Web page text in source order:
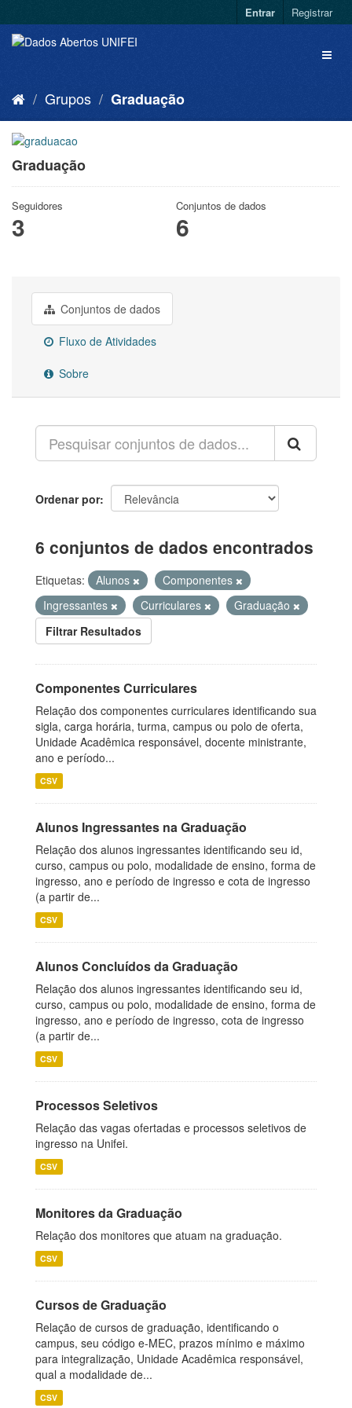
Entrar Registrar
Grupos Graduação
Graduação
Seguidores
3
Conjuntos de dados
6
Conjuntos de dados
Fluxo de Atividades
Sobre
Ordenar por
6 conjuntos de dados encontrados
Etiquetas: Alunos
Componentes
Ingressantes
Curriculares
Graduação
Filtrar Resultados
Componentes Curriculares
Relação dos componentes curriculares identificando sua
sigla, carga horária, turma, campus ou polo de oferta,
Unidade Acadêmica responsável, docente ministrante,
ano e período...
CSV
Alunos Ingressantes na Graduação
Relação dos alunos ingressantes identificando seu id,
curso, campus ou polo, modalidade de ensino, forma de
ingresso, ano e período de ingresso e cota de ingresso
(a partir de...
CSV
Alunos Concluídos da Graduação
Relação dos alunos ingressantes identificando seu id,
curso, campus ou polo, modalidade de ensino, forma de
ingresso, ano e período de ingresso, cota de ingresso
(a partir de...
CSV
Processos Seletivos
Relação das vagas ofertadas e processos seletivos de
ingresso na Unifei.
CSV
Monitores da Graduação
Relação dos monitores que atuam na graduação.
CSV
Cursos de Graduação
Relação de cursos de graduação, identificando o
campus, seu código e-MEC, prazos mínimo e máximo
para integralização, Unidade Acadêmica responsável,
qual a modalidade de...
CSV